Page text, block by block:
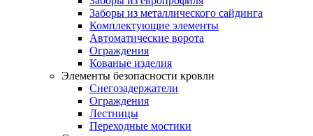
Заборы из металлического сайдинга
Комплектующие элементы
Автоматические ворота
Ограждения
Кованые изделия
Элементы безопасности кровли
Снегозадержатели
Ограждения
Лестницы
Переходные мостики